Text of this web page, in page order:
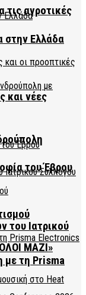
τις αγροτικές
του Ιατρικού
ΜΑΖΙ»
στην Ελλάδα
και νέες
του Έβρου
με τη Prisma